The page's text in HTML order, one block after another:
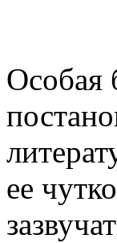
Особая
ее